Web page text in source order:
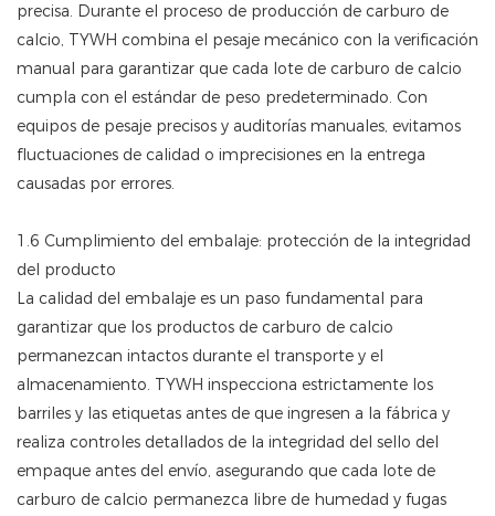
precisa. Durante el proceso de producción de carburo de
calcio, TYWH combina el pesaje mecánico con la verificación
manual para garantizar que cada lote de carburo de calcio
cumpla con el estándar de peso predeterminado. Con
equipos de pesaje precisos y auditorías manuales, evitamos
fluctuaciones de calidad o imprecisiones en la entrega
causadas por errores.
1.6 Cumplimiento del embalaje: protección de la integridad
del producto
La calidad del embalaje es un paso fundamental para
garantizar que los productos de carburo de calcio
permanezcan intactos durante el transporte y el
almacenamiento. TYWH inspecciona estrictamente los
barriles y las etiquetas antes de que ingresen a la fábrica y
realiza controles detallados de la integridad del sello del
empaque antes del envío, asegurando que cada lote de
carburo de calcio permanezca libre de humedad y fugas